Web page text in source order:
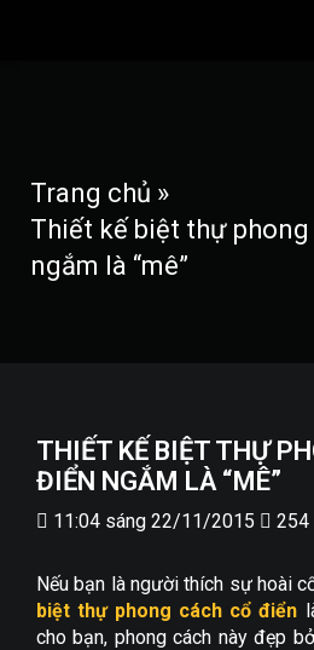
Trang chủ »
Thiết kế biệt thự
ngắm là “mê”
THIẾT KẾ BIỆT THỰ
ĐIỂN NGẮM LÀ “MÊ”
11:04 sáng 22/11/2015 254
Nếu bạn là người thích sự hoài
biệt thự phong cách cổ điển
cho bạn, phong cách này đẹp